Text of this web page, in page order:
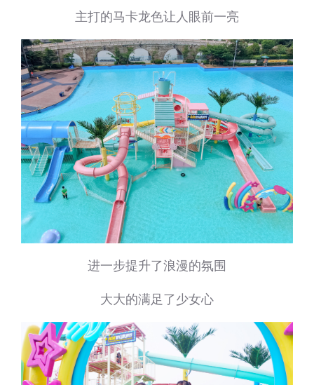
主打的马卡龙色让人眼前一亮
进一步提升了浪漫的氛围
大大的满足了少女心